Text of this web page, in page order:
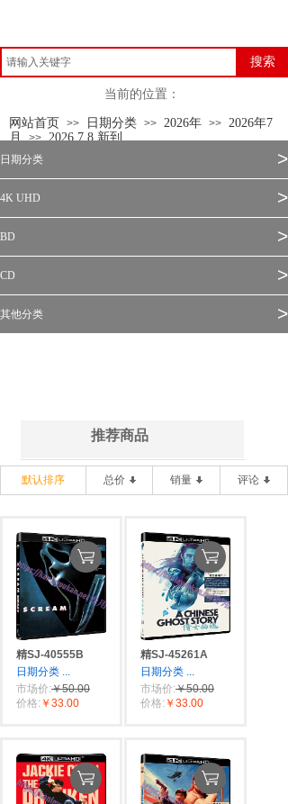
搜索
当前的位置：
网站首页 >> 日期分类 >> 2026年 >> 2026年7
月 >> 2026.7.8 新到
日期分类 >
4K UHD >
BD >
CD >
其他分类 >
推荐商品
默认排序 总价 销量 评论
精SJ-40555B
日期分类 ...
市场价:￥50.00
价格: ￥33.00
精SJ-45261A
日期分类 ...
市场价:￥50.00
价格: ￥33.00